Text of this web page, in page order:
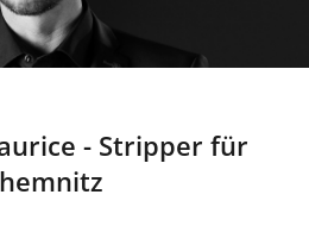
- Stripper für